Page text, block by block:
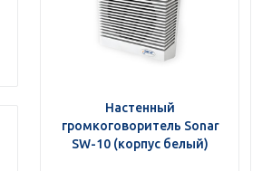
Настенный
громкоговоритель Sonar
SW-10 (корпус белый)